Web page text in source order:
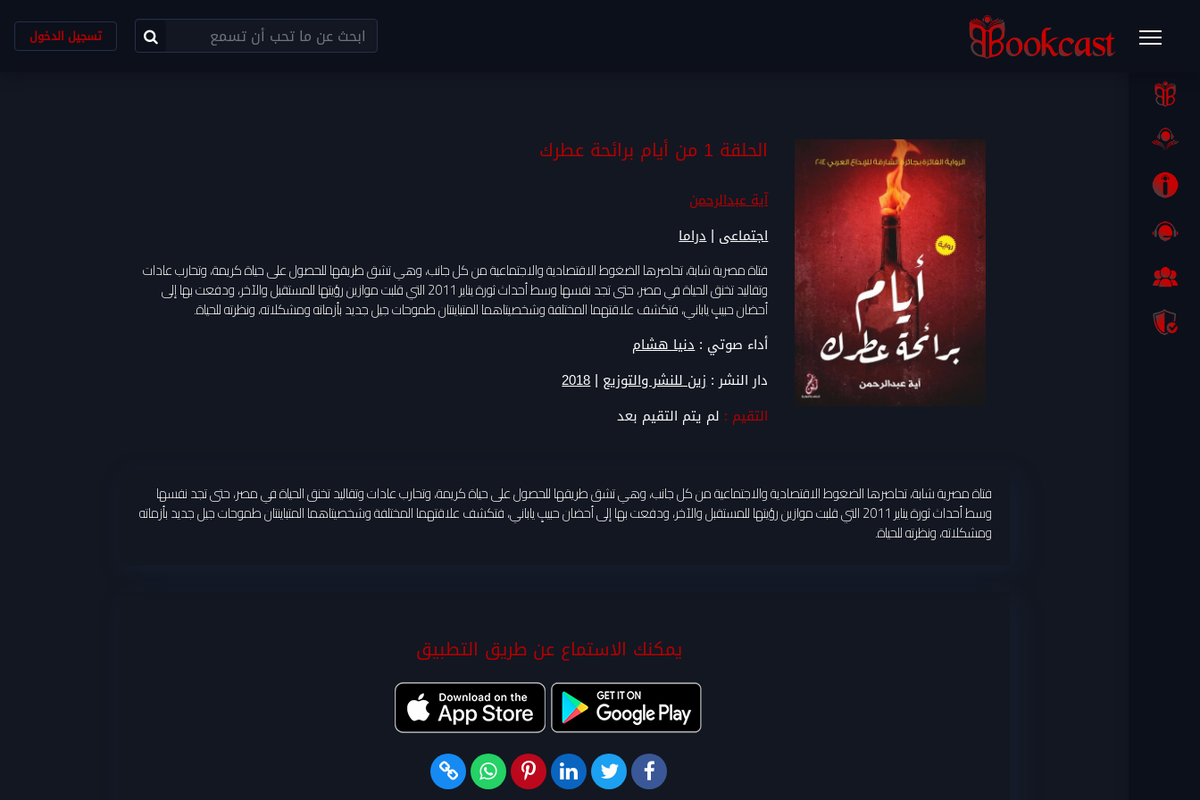
تسجيل الدخول
الحلقة 1 من أيام برائحة عطرك
آية عبدالرحمن
اجتماعى |دراما
فتاة مصرية شابة، تحاصرها الضغوط الاقتصادية والاجتماعية من كل جانب، وهي تشق طريقها للحصول على حياة كريمة، وتحارب عادات
وتقاليد تخنق الحياة في مصر، حتى تجد نفسها وسط أحداث ثورة يناير 2011 التي قلبت موازين رؤيتها للمستقبل والآخر، ودفعت بها إلى
أحضان حبيبٍ ياباني، فتكشف علاقتهما المختلفة وشخصيتاهما المتباينتان طموحات جيل جديد بأزماته ومشكلاته، ونظرته للحياة.
أداء صوتي :دنيا هشام
دار النشر :زين للنشر والتوزيع |
2018
التقيم : لم يتم التقيم بعد
فتاة مصرية شابة، تحاصرها الضغوط الاقتصادية والاجتماعية من كل جانب، وهي تشق طريقها للحصول على حياة كريمة، وتحارب عادات وتقاليد تخنق الحياة في مصر، حتى تجد نفسها
وسط أحداث ثورة يناير 2011 التي قلبت موازين رؤيتها للمستقبل والآخر، ودفعت بها إلى أحضان حبيبٍ ياباني، فتكشف علاقتهما المختلفة وشخصيتاهما المتباينتان طموحات جيل جديد بأزماته
ومشكلاته، ونظرته للحياة.
يمكنك الاستماع عن طريق التطبيق